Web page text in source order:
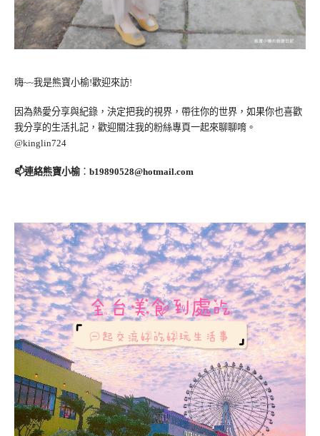
嗨~~我是熊寶小榆!歡迎來訪!
因為熱愛分享與紀錄，決定把我的視界，帶往你的世界，如果你也喜歡
我分享的生活扎記，歡迎關注我的粉絲專頁一起來聊聊唷。
@kinglin724
📫連絡熊寶小榆： b19890528@hotmail.com